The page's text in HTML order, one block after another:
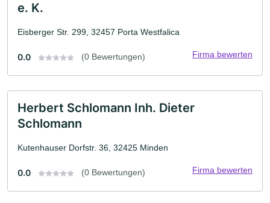
e. K.
Eisberger Str. 299, 32457 Porta Westfalica
0.0 (0 Bewertungen) Firma bewerten
Herbert Schlomann Inh. Dieter
Schlomann
Kutenhauser Dorfstr. 36, 32425 Minden
0.0 (0 Bewertungen) Firma bewerten